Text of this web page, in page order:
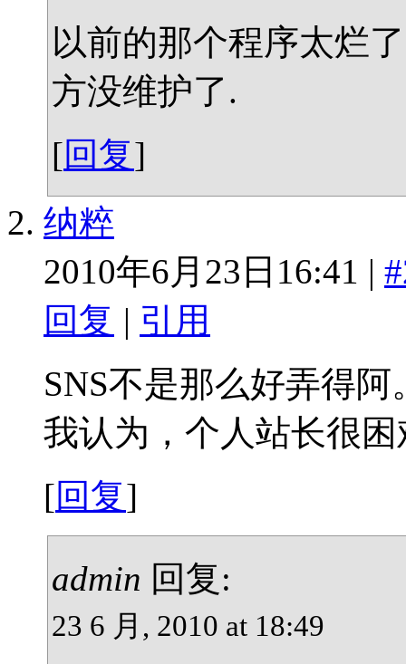
以前的那个程序太烂
方没维护了.
[回复]
纳粹
2010年6月23日16:41 |
回复 | 引用
SNS不是那么好弄得阿
我认为，个人站长很困
[回复]
admin 回复:
23 6 月, 2010 at 18:49